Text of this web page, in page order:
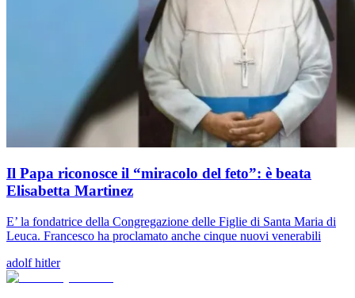
Il Papa riconosce il “miracolo del feto”: è beata
Elisabetta Martinez
E’ la fondatrice della Congregazione delle Figlie di Santa Maria di
Leuca. Francesco ha proclamato anche cinque nuovi venerabili
adolf hitler